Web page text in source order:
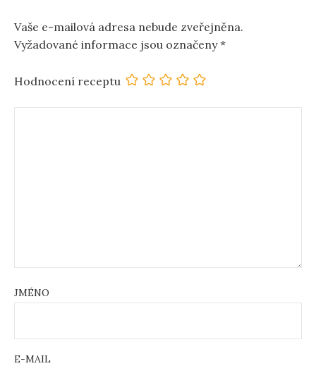
Vaše e-mailová adresa nebude zveřejněna.
Vyžadované informace jsou označeny*
Hodnocení receptu
JMÉNO
E-MAIL